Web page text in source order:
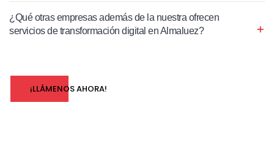
¿Qué otras empresas además de la nuestra ofrecen
servicios de transformación digital en Almaluez?
¡LLÁMENOS AHORA!